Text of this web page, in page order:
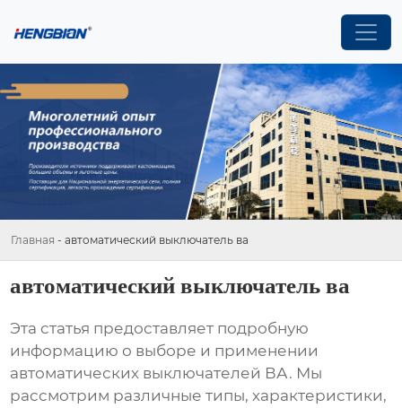
Главная - автоматический выключатель ва
автоматический выключатель ва
Эта статья предоставляет подробную
информацию о выборе и применении
автоматических выключателей ВА. Мы
рассмотрим различные типы, характеристики,